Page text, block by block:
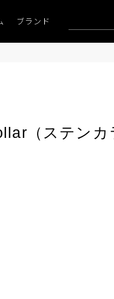
ーポイントキャンペーン」
ブランド
（ステンカ